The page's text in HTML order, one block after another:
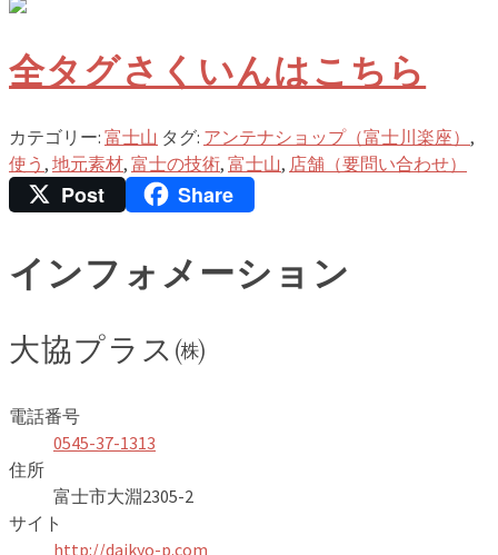
全タグさくいんはこちら
カテゴリー: 富士山 タグ: アンテナショップ（富士川楽座） ,
使う , 地元素材, 富士の技術, 富士山, 店舗（要問い合わせ）
Post Share
インフォメーション
大協プラス㈱
電話番号
0545-37-1313
住所
富士市大淵2305-2
サイト
http://daikyo-p.com